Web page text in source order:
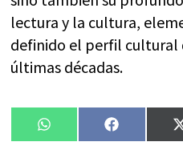
lectura y la cultura,
definido el perfil cultural
últimas décadas.
Compartir
WhatsAppFacebook